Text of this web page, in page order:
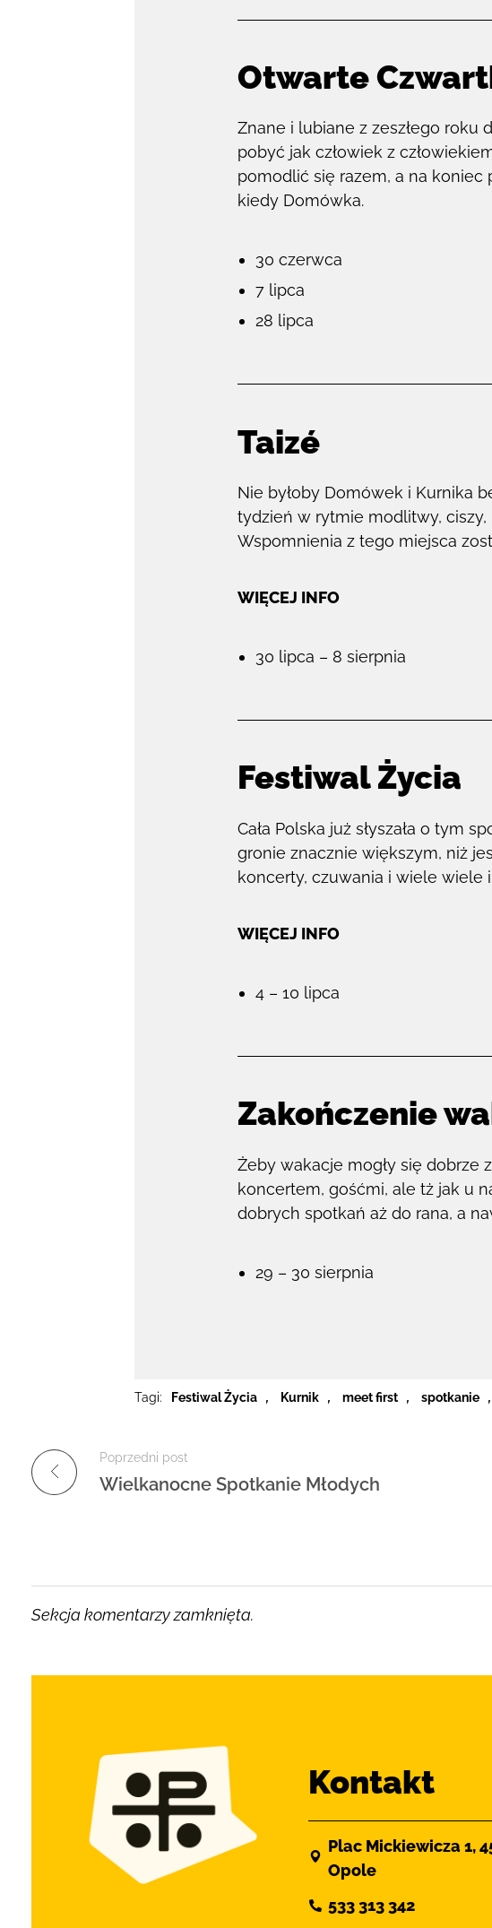
Otwarte
Znane i lubiane z zeszłego roku
pobyć jak człowiek z
pomodlić się razem, a na koniec
kiedy Domówka.
30 czerwca
7 lipca
28 lipca
Taizé
Nie byłoby Domówek i Kurnika
tydzień w rytmie modlitwy,
Wspomnienia z tego miejsca
WIĘCEJ INFO
30 lipca – 8 sierpnia
Festiwal Życia
Cała Polska już słyszała o tym
gronie znacznie większym, niż
koncerty, czuwania i wiele
WIĘCEJ INFO
4 – 10 lipca
Zakończenie
Żeby wakacje mogły się dobrze
koncertem, gośćmi, ale tż jak u
dobrych spotkań aż do rana, a
29 – 30 sierpnia
Tagi: Festiwal Życia , Kurnik , meet first , spotkanie ,
Poprzedni post
Wielkanocne Spotkanie Młodych
Sekcja komentarzy zamknięta.
Kontakt
Plac Mickiewicza 1,
Opole
533 313 342